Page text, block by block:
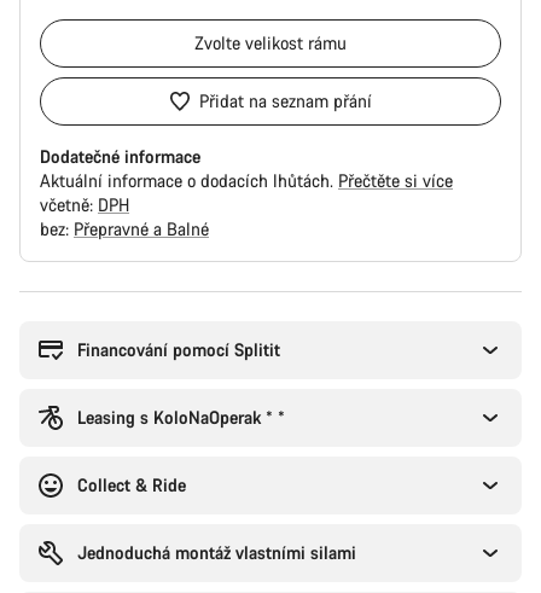
Zvolte velikost rámu
Přidat na seznam přání
Dodatečné informace
Aktuální informace o dodacích lhůtách. Přečtěte si více
včetně: DPH
bez: Přepravné a Balné
koupi
Financování pomocí Splitit
Leasing s KoloNaOperak * *
Collect & Ride
Jednoduchá montáž vlastními silami